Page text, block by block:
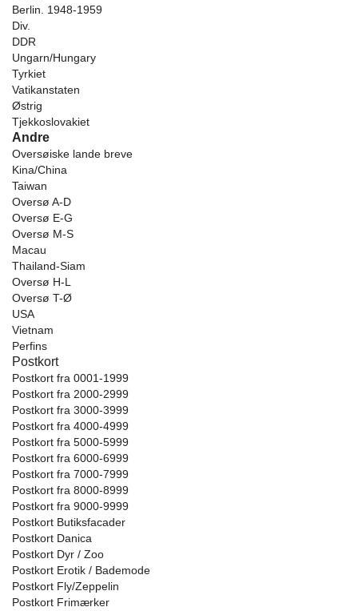
Berlin. 1948-1959
Div.
DDR
Ungarn/Hungary
Tyrkiet
Vatikanstaten
Østrig
Tjekkoslovakiet
Andre
Oversøiske lande breve
Kina/China
Taiwan
Oversø A-D
Oversø E-G
Oversø M-S
Macau
Thailand-Siam
Oversø H-L
Oversø T-Ø
USA
Vietnam
Perfins
Postkort
Postkort fra 0001-1999
Postkort fra 2000-2999
Postkort fra 3000-3999
Postkort fra 4000-4999
Postkort fra 5000-5999
Postkort fra 6000-6999
Postkort fra 7000-7999
Postkort fra 8000-8999
Postkort fra 9000-9999
Postkort Butiksfacader
Postkort Danica
Postkort Dyr / Zoo
Postkort Erotik / Bademode
Postkort Fly/Zeppelin
Postkort Frimærker